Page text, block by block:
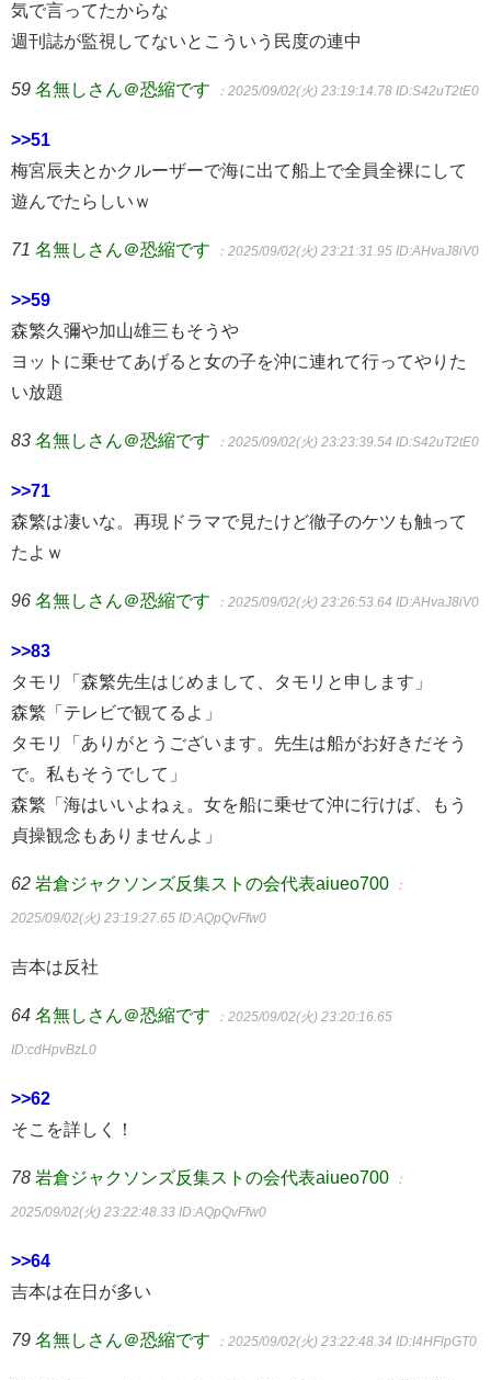
気で言ってたからな
週刊誌が監視してないとこういう民度の連中
59 名無しさん＠恐縮です ：2025/09/02(火) 23:19:14.78 ID:S42uT2tE0
>>51
梅宮辰夫とかクルーザーで海に出て船上で全員全裸にして
遊んでたらしいｗ
71 名無しさん＠恐縮です ：2025/09/02(火) 23:21:31.95 ID:AHvaJ8iV0
>>59
森繁久彌や加山雄三もそうや
ヨットに乗せてあげると女の子を沖に連れて行ってやりた
い放題
83 名無しさん＠恐縮です ：2025/09/02(火) 23:23:39.54 ID:S42uT2tE0
>>71
森繁は凄いな。再現ドラマで見たけど徹子のケツも触って
たよｗ
96 名無しさん＠恐縮です ：2025/09/02(火) 23:26:53.64 ID:AHvaJ8iV0
>>83
タモリ「森繁先生はじめまして、タモリと申します」
森繁「テレビで観てるよ」
タモリ「ありがとうございます。先生は船がお好きだそう
で。私もそうでして」
森繁「海はいいよねぇ。女を船に乗せて沖に行けば、もう
貞操観念もありませんよ」
62 岩倉ジャクソンズ反集ストの会代表aiueo700 ：
2025/09/02(火) 23:19:27.65 ID:AQpQvFfw0
吉本は反社
64 名無しさん＠恐縮です ：2025/09/02(火) 23:20:16.65
ID:cdHpvBzL0
>>62
そこを詳しく！
78 岩倉ジャクソンズ反集ストの会代表aiueo700 ：
2025/09/02(火) 23:22:48.33 ID:AQpQvFfw0
>>64
吉本は在日が多い
79 名無しさん＠恐縮です ：2025/09/02(火) 23:22:48.34 ID:I4HFlpGT0